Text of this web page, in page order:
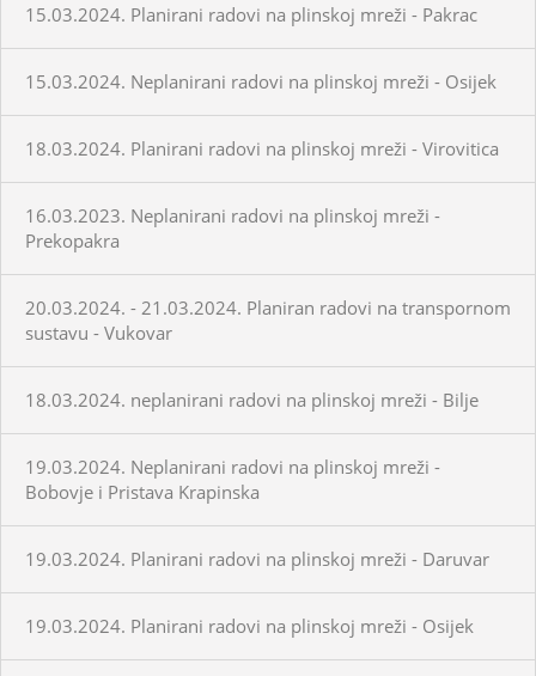
15.03.2024. Planirani radovi na plinskoj mreži - Pakrac
15.03.2024. Neplanirani radovi na plinskoj mreži - Osijek
18.03.2024. Planirani radovi na plinskoj mreži - Virovitica
16.03.2023. Neplanirani radovi na plinskoj mreži -
Prekopakra
20.03.2024. - 21.03.2024. Planiran radovi na transpornom
sustavu - Vukovar
18.03.2024. neplanirani radovi na plinskoj mreži - Bilje
19.03.2024. Neplanirani radovi na plinskoj mreži -
Bobovje i Pristava Krapinska
19.03.2024. Planirani radovi na plinskoj mreži - Daruvar
19.03.2024. Planirani radovi na plinskoj mreži - Osijek